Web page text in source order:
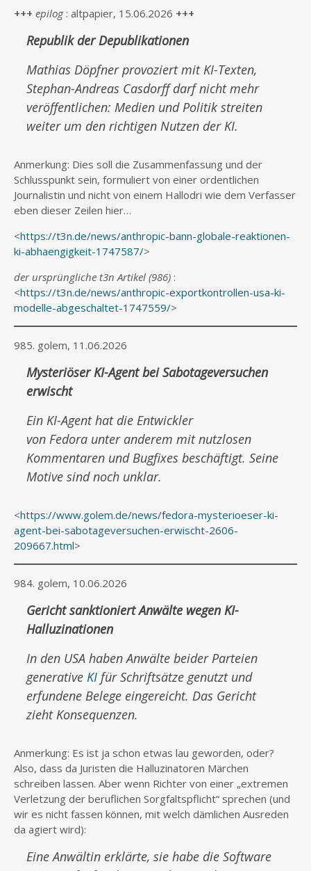
+++ epilog: altpapier, 15.06.2026 +++
Republik der Depublikationen
Mathias Döpfner provoziert mit KI-Texten,
Stephan-Andreas Casdorff darf nicht mehr
veröffentlichen: Medien und Politik streiten
weiter um den richtigen Nutzen der KI.
Anmerkung: Dies soll die Zusammenfassung und der
Schlusspunkt sein, formuliert von einer ordentlichen
Journalistin und nicht von einem Hallodri wie dem Verfasser
eben dieser Zeilen hier…
<https://t3n.de/news/anthropic-bann-globale-reaktionen-
ki-abhaengigkeit-1747587/>
der ursprüngliche t3n Artikel (986) :
<https://t3n.de/news/anthropic-exportkontrollen-usa-ki-
modelle-abgeschaltet-1747559/>
985. golem, 11.06.2026
Mysteriöser KI-Agent bei Sabotageversuchen
erwischt
Ein KI-Agent hat die Entwickler
von Fedora unter anderem mit nutzlosen
Kommentaren und Bugfixes beschäftigt. Seine
Motive sind noch unklar.
<https://www.golem.de/news/fedora-mysterioeser-ki-
agent-bei-sabotageversuchen-erwischt-2606-
209667.html>
984. golem, 10.06.2026
Gericht sanktioniert Anwälte wegen KI-
Halluzinationen
In den USA haben Anwälte beider Parteien
generative KI für Schriftsätze genutzt und
erfundene Belege eingereicht. Das Gericht
zieht Konsequenzen.
Anmerkung: Es ist ja schon etwas lau geworden, oder?
Also, dass da Juristen die Halluzinatoren Märchen
schreiben lassen. Aber wenn Richter von einer „extremen
Verletzung der beruflichen Sorgfaltspflicht“ sprechen (und
wir es nicht fassen können, mit welch dämlichen Ausreden
da agiert wird):
Eine Anwältin erklärte, sie habe die Software